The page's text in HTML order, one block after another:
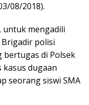
08/2018).
untuk mengadili
polisi
bertugas di Polsek
kasus dugaan
seorang siswi SMA